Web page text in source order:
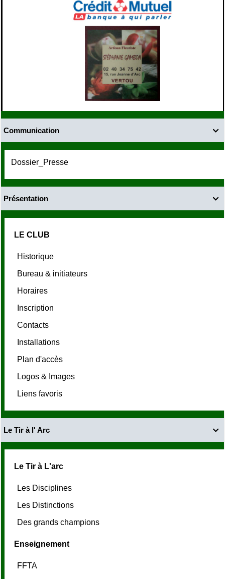

Communication
Dossier_Presse

Présentation
LE CLUB
Historique
Bureau & initiateurs
Horaires
Inscription
Contacts
Installations
Plan d'accès
Logos & Images
Liens favoris

Le Tir à l' Arc
Le Tir à L'arc
Les Disciplines
Les Distinctions
Des grands champions
Enseignement
FFTA